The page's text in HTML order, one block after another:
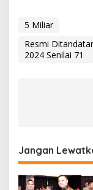
5 Miliar
Resmi
2024 Senilai 71
Jangan